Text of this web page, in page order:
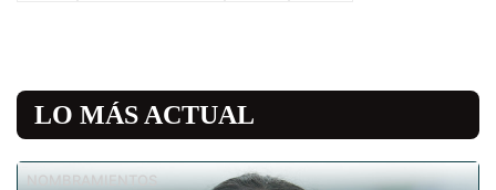
LO MÁS ACTUAL
NOMBRAMIENTOS